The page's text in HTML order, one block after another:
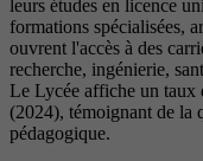
leurs études en licence
formations spécialisées,
ouvrent l'accès à des
recherche, ingénierie,
Le Lycée affiche un taux
(2024), témoignant de la
pédagogique.